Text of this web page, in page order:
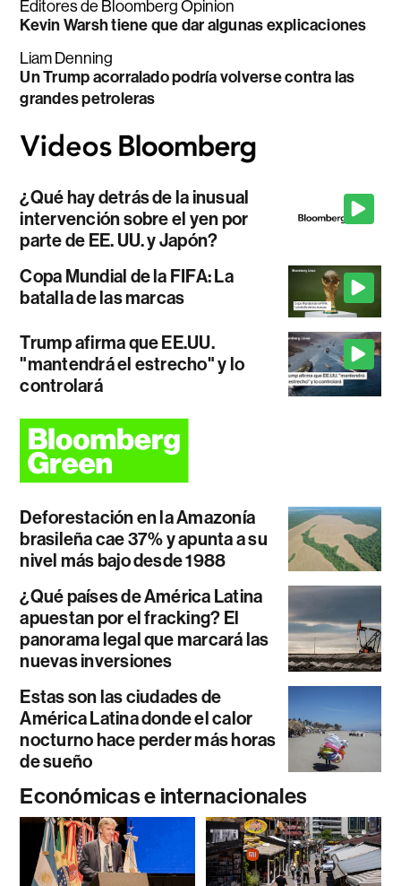
Editores de Bloomberg Opinion
Kevin Warsh tiene que dar algunas explicaciones
Liam Denning
Un Trump acorralado podría volverse contra las
grandes petroleras
¿Qué hay detrás de la inusual
intervención sobre el yen por
parte de EE. UU. y Japón?
Copa Mundial de la FIFA: La
batalla de las marcas
Trump afirma que EE.UU.
"mantendrá el estrecho" y lo
controlará
Deforestación en la Amazonía
brasileña cae 37% y apunta a su
nivel más bajo desde 1988
¿Qué países de América Latina
apuestan por el fracking? El
panorama legal que marcará las
nuevas inversiones
Estas son las ciudades de
América Latina donde el calor
nocturno hace perder más horas
de sueño
Económicas e internacionales